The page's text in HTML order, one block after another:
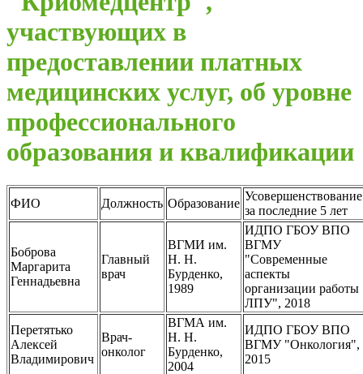
участвующих в
предоставлении платных
медицинских услуг, об уровне
профессионального
образования и квалификации
ФИО Должность Образование
Усовершенствование
за последние 5 лет
Боброва
Маргарита
Геннадьевна
Главный
врач
ВГМИ им.
Н. Н.
Бурденко,
1989
ИДПО ГБОУ ВПО
ВГМУ
"Современные
аспекты
организации работы
ЛПУ", 2018
Перетятько
Алексей
Владимирович
Врач-
онколог
ВГМА им.
Н. Н.
Бурденко,
2004
ИДПО ГБОУ ВПО
ВГМУ "Онкология",
2015